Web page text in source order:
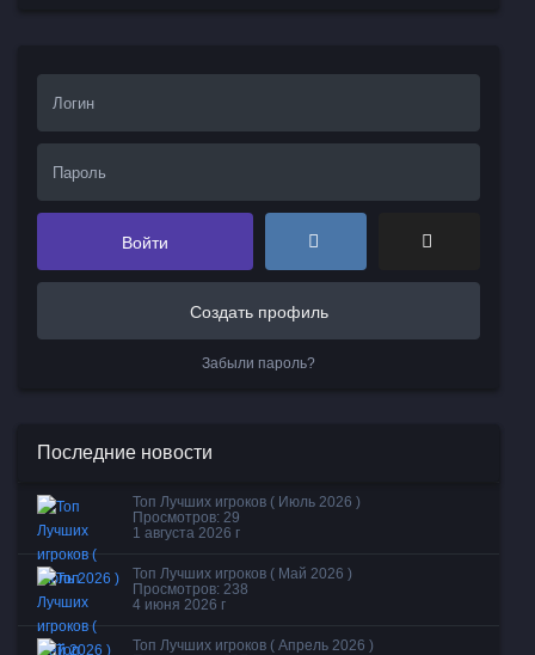
Войти
Создать профиль
Забыли пароль?
Последние новости
Топ Лучших игроков ( Июль 2026 )
Просмотров: 29
1 августа 2026 г
Топ Лучших игроков ( Май 2026 )
Просмотров: 238
4 июня 2026 г
Топ Лучших игроков ( Апрель 2026 )